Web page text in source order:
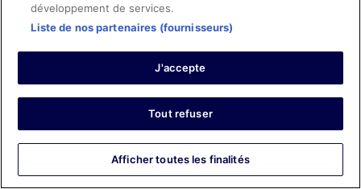
Avis vérifié
4/10 Médiocre
Les points faibles : Propreté, personnel et service,
équipements et infrastructures et conditions de l’hébergement
Traduire avec Google
If you’re looking for a place to lay your head then sure.
But I would say customer service at the resort is sub par.
développement de services.
Liste de nos partenaires (fournisseurs)
J'accepte
Tout refuser
Afficher toutes les finalités